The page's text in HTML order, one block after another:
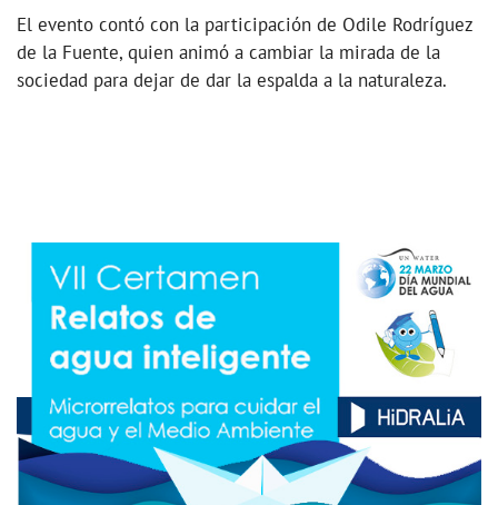
El evento contó con la participación de Odile Rodríguez
de la Fuente, quien animó a cambiar la mirada de la
sociedad para dejar de dar la espalda a la naturaleza.